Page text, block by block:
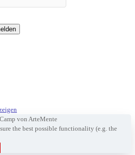
the best possible functionality (e.g. the